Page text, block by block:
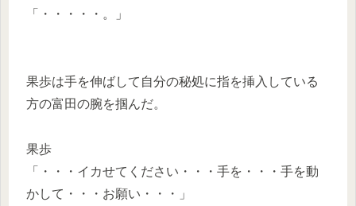
「・・・・・。」
果歩は手を伸ばして自分の秘処に指を挿入している
方の富田の腕を掴んだ。
果歩
「・・・イカせてください・・・手を・・・手を動
かして・・・お願い・・・」